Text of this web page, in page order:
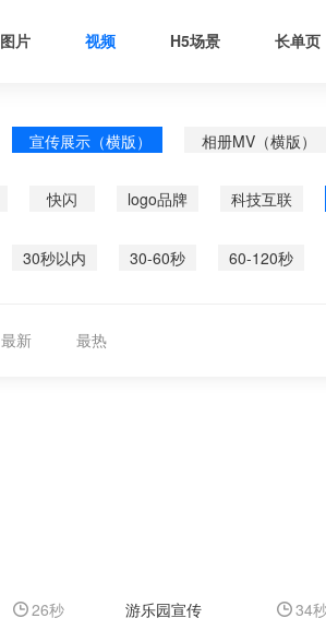
图片 视频 H5场景 长单页
宣传展示（横版） 相册MV（横版）
快闪 logo品牌 科技互联
30秒以内 30-60秒 60-120秒
最新 最热
26秒 游乐园宣传 34